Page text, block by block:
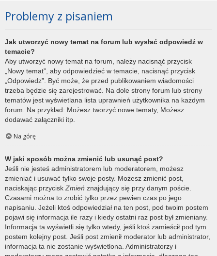
Problemy z pisaniem
Jak utworzyć nowy temat na forum lub wysłać odpowiedź w
temacie?
Aby utworzyć nowy temat na forum, należy nacisnąć przycisk
„Nowy temat”, aby odpowiedzieć w temacie, nacisnąć przycisk
„Odpowiedz”. Być może, że przed publikowaniem wiadomości
trzeba będzie się zarejestrować. Na dole strony forum lub strony
tematów jest wyświetlana lista uprawnień użytkownika na każdym
forum. Na przykład: Możesz tworzyć nowe tematy, Możesz
dodawać załączniki itp.
Na górę
W jaki sposób można zmienić lub usunąć post?
Jeśli nie jesteś administratorem lub moderatorem, możesz
zmieniać i usuwać tylko swoje posty. Możesz zmienić post,
naciskając przycisk Zmień znajdujący się przy danym poście.
Czasami można to zrobić tylko przez pewien czas po jego
napisaniu. Jeżeli ktoś odpowiedział na ten post, pod twoim postem
pojawi się informacja ile razy i kiedy ostatni raz post był zmieniany.
Informacja ta wyświetli się tylko wtedy, jeśli ktoś zamieścił pod tym
postem kolejny post. Jeśli post zmienił moderator lub administrator,
informacja ta nie zostanie wyświetlona. Administratorzy i